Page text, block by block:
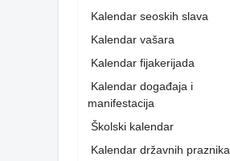
Kalendar seoskih slava
Kalendar vašara
Kalendar fijakerijada
Kalendar događaja i
manifestacija
Školski kalendar
Kalendar državnih praznika